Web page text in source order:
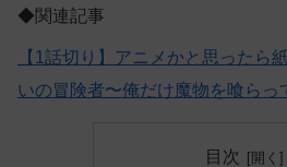
◆関連記事
【1話切り】アニメかと思ったら
いの冒険者〜俺だけ魔物を喰らっ
目次